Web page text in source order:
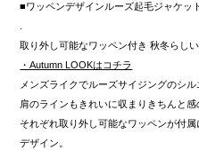
■ワッペンデザインルーズ起毛ジャケッ
取り外し可能なワッペン付き 秋冬らし
・Autumn LOOKはコチラ
メンズライクでルーズサイジングのシル
肩のラインもきれいに収まりきちんと感
それぞれ取り外し可能なワッペンが付
デザイン。